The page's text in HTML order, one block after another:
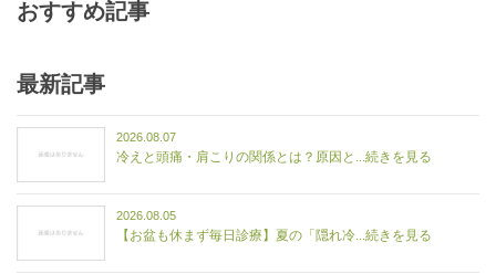
おすすめ記事
最新記事
2026.08.07
冷えと頭痛・肩こりの関係とは？原因と...続きを見る
2026.08.05
【お盆も休まず毎日診療】夏の「隠れ冷...続きを見る